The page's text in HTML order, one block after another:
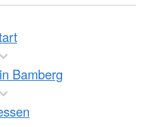
Bamberg